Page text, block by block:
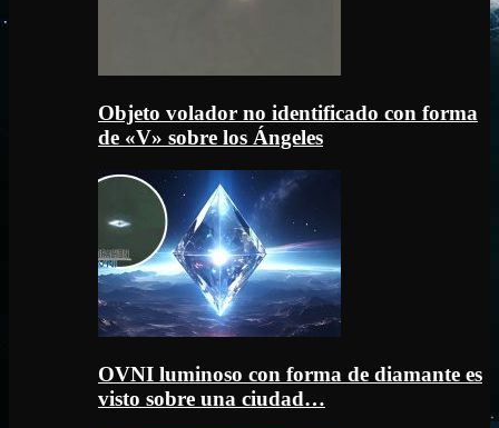
Objeto volador no identificado con forma
de «V» sobre los Ángeles
OVNI luminoso con forma de diamante es
visto sobre una ciudad…